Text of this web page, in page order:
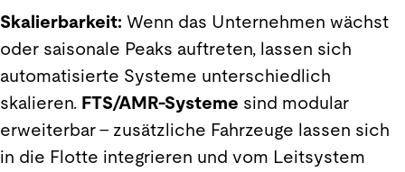
Skalierbarkeit: Wenn das Unternehmen wächst
oder saisonale Peaks auftreten, lassen sich
automatisierte Systeme unterschiedlich
skalieren. FTS/AMR-Systeme sind modular
erweiterbar – zusätzliche Fahrzeuge lassen sich
in die Flotte integrieren und vom Leitsystem